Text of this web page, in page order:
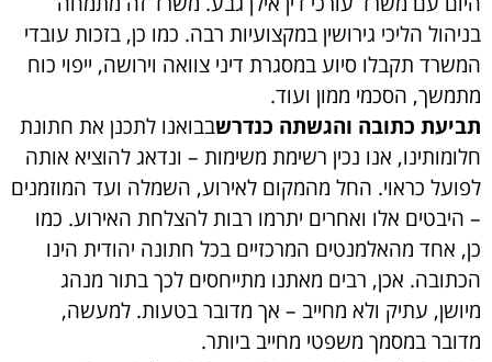
בניהול הליכי גירושין במקצועיות רבה. כמו כן, בזכות עובדי
המשרד תקבלו סיוע במסגרת דיני צוואה וירושה, ייפוי כוח
מתמשך, הסכמי ממון ועוד.
תביעת כתובה והגשתה כנדרשבבואנו לתכנן את חתונת
חלומותינו, אנו נכין רשימת משימות – ונדאג להוציא אותה
לפועל כראוי. החל מהמקום לאירוע, השמלה ועד המוזמנים
– היבטים אלו ואחרים יתרמו רבות להצלחת האירוע. כמו
כן, אחד מהאלמנטים המרכזיים בכל חתונה יהודית הינו
הכתובה. אכן, רבים מאתנו מתייחסים לכך בתור מנהג
מיושן, עתיק ולא מחייב – אך מדובר בטעות. למעשה,
מדובר במסמך משפטי מחייב ביותר.